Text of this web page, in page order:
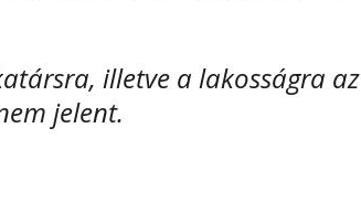
illetve a lakosságra az
jelent.